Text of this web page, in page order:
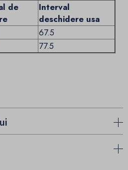
de
Interval
deschidere usa
67.5
77.5